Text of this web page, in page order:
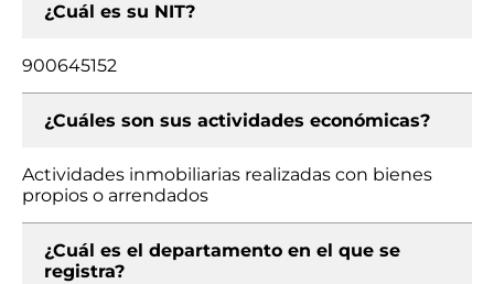
¿Cuál es su NIT?
900645152
¿Cuáles son sus actividades económicas?
Actividades inmobiliarias realizadas con bienes
propios o arrendados
¿Cuál es el departamento en el que se
registra?